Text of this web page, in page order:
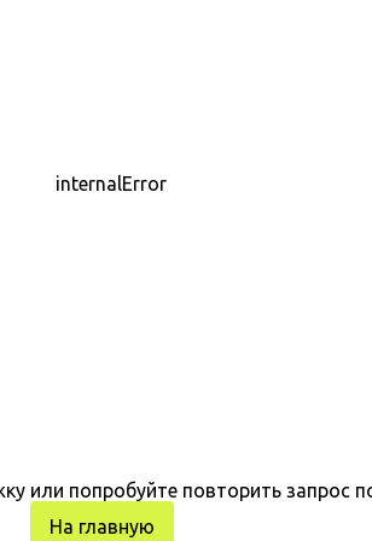
или попробуйте повторить запрос
На главную